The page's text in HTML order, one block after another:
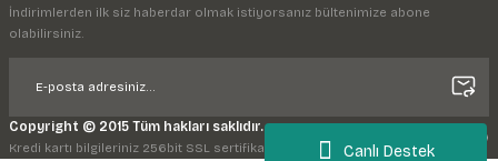
Canlı Destek
İndirimlerden ilk siz haberdar olmak istiyorsanız bültenimize abone
olabilirsiniz.
Copyright © 2015 Tüm hakları saklıdır.
Kredi kartı bilgileriniz 256bit SSL sertifikası ile korunmaktadır.